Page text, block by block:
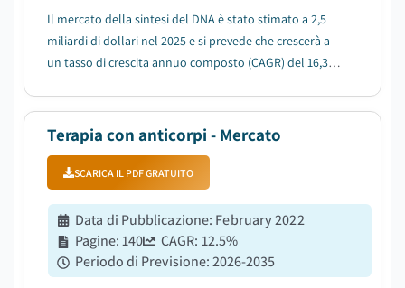
Il mercato della sintesi del DNA è stato stimato a 2,5
miliardi di dollari nel 2025 e si prevede che crescerà a
un tasso di crescita annuo composto (CAGR) del 16,3%
Terapia con anticorpi - Mercato
SCARICA IL PDF GRATUITO
Data di Pubblicazione: February 2022
Pagine:140 CAGR: 12.5%
Periodo di Previsione:2026-2035